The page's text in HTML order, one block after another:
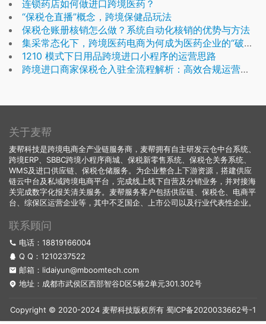
连锁药店如何做进口跨境医药？
“保税仓直播”概念，跨境保健品玩法
保税仓账册核销怎么做？系统自动化核销的优势与方法
集采常态化下，跨境医药电商为何成为医药企业的“破局钥匙”？
1210 模式下日用品跨境进口小程序的运营思路
跨境进口商家保税仓入驻全流程解析：高效合规运营实战指南
关于麦帮
麦帮科技是跨境电商全产业链服务商，麦帮拥有自主研发云仓中台系统、
跨境ERP、SBBC跨境小程序商城、保税新零售系统、保税仓关务系统、
WMS及进口供应链、保税仓储服务。为企业整合上下游资源，搭建供应
链云中台及私域跨境电商平台，完成线上线下自营及分销业务，并对接海
关完成数字化报关清关服务。麦帮服务客户包括供应链、保税仓、电商平
台、综保区运营企业等，其中不乏国企、上市公司以及行业代表性企业。
联系顾问
电话：18819166004
Q Q： 1210237522
邮箱：lidaiyun@mboomtech.com
地址：成都市武侯区西部智谷D区5栋2单元301.302号
Copyright © 2020-2024 麦帮科技版权所有 蜀ICP备2020033662号-1